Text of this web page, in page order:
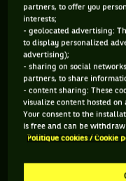
masculin ont décidé
cette protestation
yougoslave de
semaines auparavant
est suspendu par sa
à une convocation pour
à la Nouvelle Zélande.
fédération
Pilic, empêcher de
partners, to offer you
interests;
- geolocated advertising:
to display personalized
advertising);
- sharing on social
partners, to share
- content sharing: These
visualize content hosted on
Your consent to the
is free and can be
Politique cookies / Cookie